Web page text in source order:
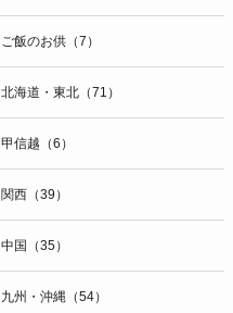
ご飯のお供（7）
北海道・東北（71）
甲信越（6）
関西（39）
中国（35）
九州・沖縄（54）